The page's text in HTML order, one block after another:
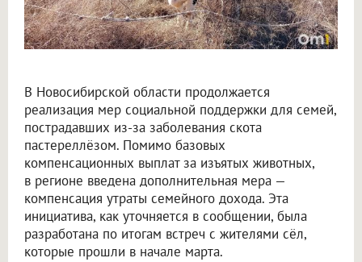
В Новосибирской области продолжается
реализация мер социальной поддержки для семей,
пострадавших из-за заболевания скота
пастереллёзом. Помимо базовых
компенсационных выплат за изъятых животных,
в регионе введена дополнительная мера —
компенсация утраты семейного дохода. Эта
инициатива, как уточняется в сообщении, была
разработана по итогам встреч с жителями сёл,
которые прошли в начале марта.